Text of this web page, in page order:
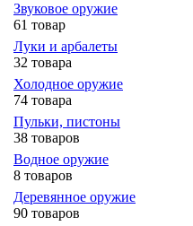
Звуковое оружие
61 товар
Луки и арбалеты
32 товара
Холодное оружие
74 товара
Пульки, пистоны
38 товаров
Водное оружие
8 товаров
Деревянное оружие
90 товаров